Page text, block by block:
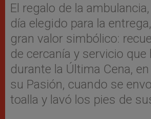
El regalo de la
día elegido para la
gran valor simbólico:
de cercanía y servicio
durante la Última Cena,
su Pasión, cuando se
toalla y lavó los pies de